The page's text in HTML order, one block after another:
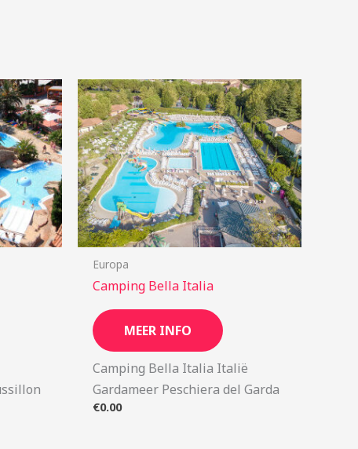
Europa
Camping Bella Italia
MEER INFO
Camping Bella Italia Italië
Gardameer Peschiera del Garda
€0.00